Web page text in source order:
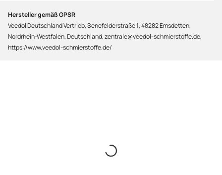
Hersteller gemäß GPSR
Veedol Deutschland Vertrieb, Senefelderstraße 1, 48282 Emsdetten,
Nordrhein-Westfalen, Deutschland, zentrale@veedol-schmierstoffe.de,
https://www.veedol-schmierstoffe.de/